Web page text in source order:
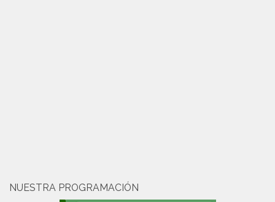
NUESTRA PROGRAMACIÓN